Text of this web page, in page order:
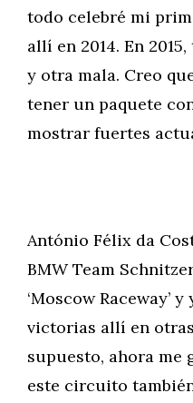
todo celebré mi
allí en 2014. En
y otra mala. Creo
tener un paquete
mostrar fuertes
António Félix da
BMW Team
‘Moscow Raceway’
victorias allí en
supuesto, ahora me
este circuito